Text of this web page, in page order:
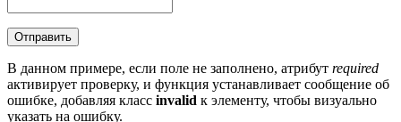
Отправить
В данном примере, если поле не заполнено, атрибут required
активирует проверку, и функция устанавливает сообщение об
ошибке, добавляя класс invalid к элементу, чтобы визуально
указать на ошибку.